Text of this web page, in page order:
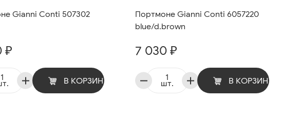
Gianni Conti 507302
₽
В КОРЗИНУ
Портмоне Gianni Conti 6057220
blue/d.brown
7 030 ₽
шт. В КОРЗИНУ